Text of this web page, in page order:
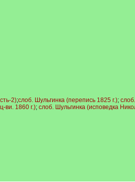
2);слоб. Шульгинка (перепись 1825 г.);
ви. 1860 г.); слоб. Шульгинка (исповедка